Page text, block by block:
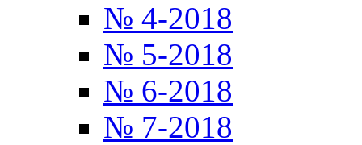
№ 4-2018
№ 5-2018
№ 6-2018
№ 7-2018